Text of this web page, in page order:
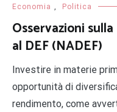
Economia , Politica
Osservazioni
al DEF (NADEF)
Investire in materie
opportunità di
rendimento, come